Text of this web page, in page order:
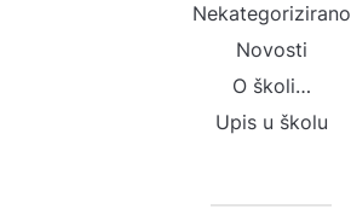
Nekategorizirano
Novosti
O školi…
Upis u školu